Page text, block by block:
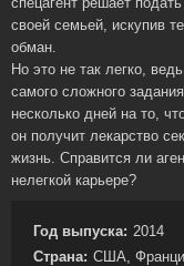
своей семьей, искупив
обман.
Но это не так легко,
самого сложного
несколько дней на то,
он получит лекарство
жизнь. Справится ли
нелегкой карьере?
Год выпуска: 2014
Страна: США,